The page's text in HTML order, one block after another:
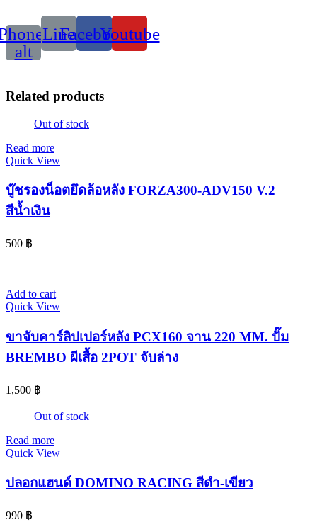
alt
LineFacebookYoutube
Related products
Out of stock
Read more
Quick View
บู๊ชรองน็อตยึดล้อหลัง FORZA300-ADV150 V.2
สีน้ำเงิน
500 ฿
Add to cart
Quick View
ขาจับคาร์ลิปเปอร์หลัง PCX160 จาน 220 MM. ปั๊ม
BREMBO ผีเสื้อ 2POT จับล่าง
1,500 ฿
Out of stock
Read more
Quick View
ปลอกแฮนด์ DOMINO RACING สีดำ-เขียว
990 ฿